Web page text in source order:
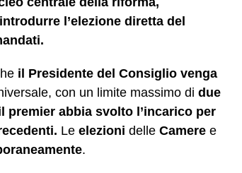
l’elezione diretta del
il Presidente del Consiglio venga
con un limite massimo di due
premier abbia svolto l’incarico per
Le elezioni delle Camere e
.